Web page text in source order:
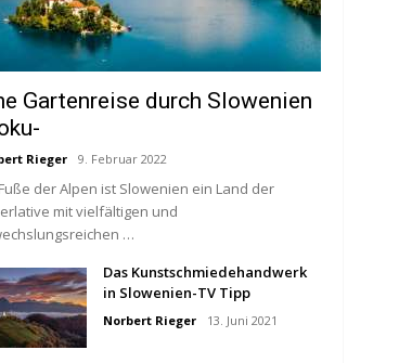
Gartenreise durch Slowenien
Rieger 9. Februar 2022
der Alpen ist Slowenien ein Land der
mit vielfältigen und
…
Das Kunstschmiedehandwerk
in Slowenien-TV Tipp
Norbert Rieger 13. Juni 2021